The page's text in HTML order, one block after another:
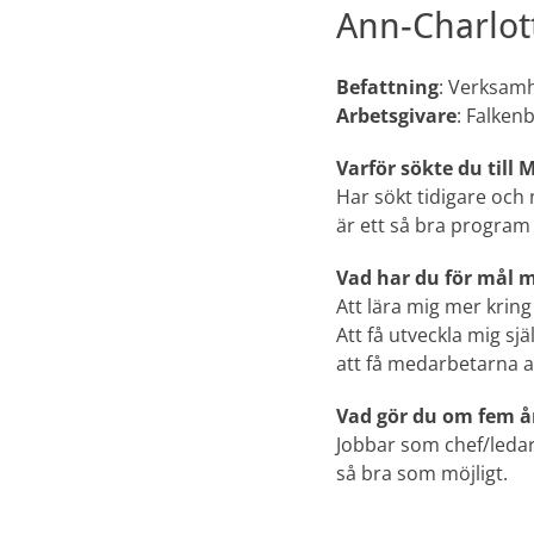
Ann-
Befattning:
Arbetsgivare:
Varför sökte du till
Har sökt tidigare
är ett så bra
Vad har du för mål
Att lära mig mer
Att få utveckla mig
att få medarbetarna
Vad gör du om fem
Jobbar som chef/
så bra som möjligt.